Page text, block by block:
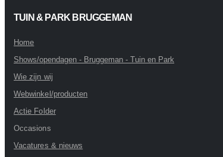
TUIN & PARK BRUGGEMAN
Home
Shows/opendagen - Bruggeman - Tuin en Park
Wie zijn wij
Webwinkel/producten
Actie Folder
Occasions
Vacatures & nieuws